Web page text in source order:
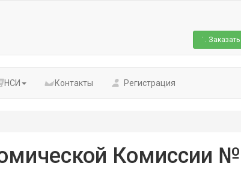
Заказать
НСИ Контакты Регистрация
Комиссии